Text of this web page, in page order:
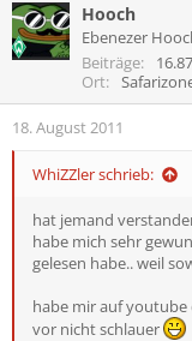
Hooch
Ebenezer
Beiträge
Ort
18. August 2011
WhiZZler schrieb:
hat jemand
habe mich sehr
gelesen habe.. weil
habe mir auf
vor nicht schlauer